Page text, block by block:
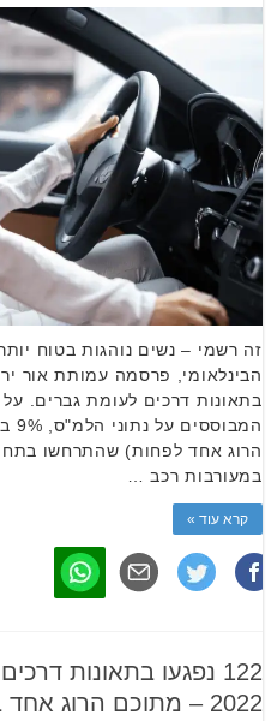
זה רשמי – נשים נוהגות בטוח
הבינלאומי, פרסמה עמותת אור
בתאונות דרכים לעומת גברים. על
במעורבות רכב …
קרא עוד »
122 נפגעו בתאונות
2022 – מתוכם הרוג אחד בסביון